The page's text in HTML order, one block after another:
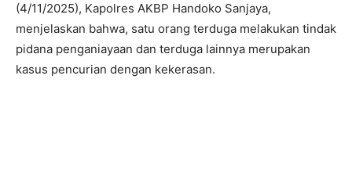
(4/11/2025), Kapolres AKBP Handoko Sanjaya,
menjelaskan bahwa, satu orang terduga melakukan tindak
pidana penganiayaan dan terduga lainnya merupakan
kasus pencurian dengan kekerasan.